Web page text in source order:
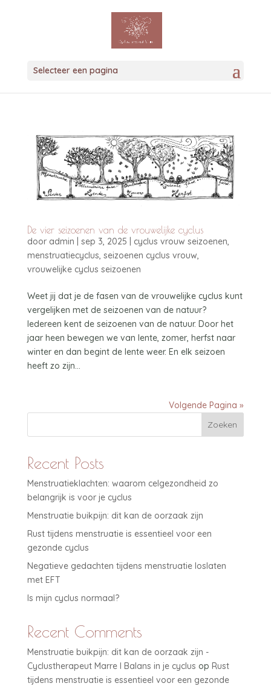
Selecteer een pagina
De vier seizoenen van de vrouwelijke cyclus
door admin sep 3, 2025 cyclus vrouw seizoenen,
menstruatiecyclus, seizoenen cyclus vrouw,
vrouwelijke cyclus seizoenen
Weet jij dat je de fasen van de vrouwelijke cyclus kunt
vergelijken met de seizoenen van de natuur?
Iedereen kent de seizoenen van de natuur. Door het
jaar heen bewegen we van lente, zomer, herfst naar
winter en dan begint de lente weer. En elk seizoen
heeft zo zijn...
Volgende Pagina »
Zoeken
Recent Posts
Menstruatieklachten: waarom celgezondheid zo
belangrijk is voor je cyclus
Menstruatie buikpijn: dit kan de oorzaak zijn
Rust tijdens menstruatie is essentieel voor een
gezonde cyclus
Negatieve gedachten tijdens menstruatie loslaten
met EFT
Is mijn cyclus normaal?
Recent Comments
Menstruatie buikpijn: dit kan de oorzaak zijn -
Cyclustherapeut Marre I Balans in je cyclus op Rust
tijdens menstruatie is essentieel voor een gezonde